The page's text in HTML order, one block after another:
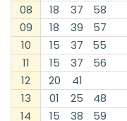
08
18 37
58
09
18 39
57
10
15 37
55
11
15 37
56
12
20
41
13
01 25
48
14
15 38
59